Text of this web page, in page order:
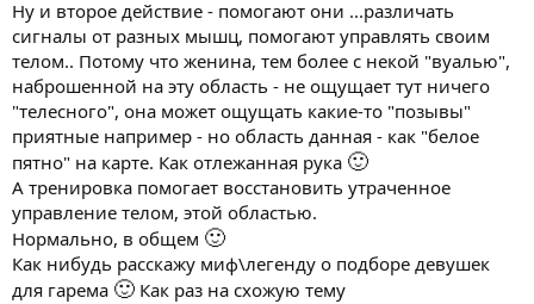
Ну и второе действие - помогают они ...различать
сигналы от разных мышц, помогают управлять своим
телом.. Потому что женина, тем более с некой "вуалью",
наброшенной на эту область - не ощущает тут ничего
"телесного", она может ощущать какие-то "позывы"
приятные например - но область данная - как "белое
пятно" на карте. Как отлежанная рука 🙂
А тренировка помогает восстановить утраченное
управление телом, этой областью.
Нормально, в общем 🙂
Как нибудь расскажу миф\легенду о подборе девушек
для гарема 🙂 Как раз на схожую тему